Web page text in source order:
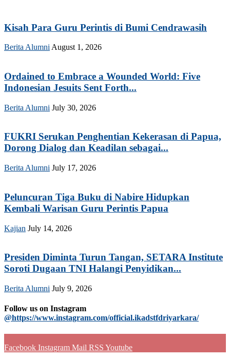
Kisah Para Guru Perintis di Bumi Cendrawasih
Berita Alumni August 1, 2026
Ordained to Embrace a Wounded World: Five
Indonesian Jesuits Sent Forth...
Berita Alumni July 30, 2026
FUKRI Serukan Penghentian Kekerasan di Papua,
Dorong Dialog dan Keadilan sebagai...
Berita Alumni July 17, 2026
Peluncuran Tiga Buku di Nabire Hidupkan
Kembali Warisan Guru Perintis Papua
Kajian July 14, 2026
Presiden Diminta Turun Tangan, SETARA Institute
Soroti Dugaan TNI Halangi Penyidikan...
Berita Alumni July 9, 2026
Follow us on Instagram
@https://www.instagram.com/official.ikadstfdriyarkara/
Facebook Instagram Mail RSS Youtube